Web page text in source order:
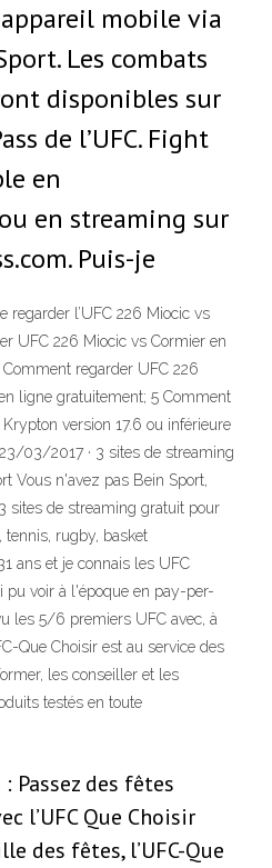
mobile via
Les combats
disponibles sur
de l’UFC. Fight
en
en streaming sur
Puis-je
regarder l’UFC 226 Miocic vs
UFC 226 Miocic vs Cormier en
regarder UFC 226
ligne gratuitement; 5 Comment
version 17.6 ou inférieure
03/2017 · 3 sites de streaming
Vous n'avez pas Bein Sport,
sites de streaming gratuit pour
tennis, rugby, basket
ans et je connais les UFC
pu voir à l'époque en pay-per-
les 5/6 premiers UFC avec, à
Que Choisir est au service des
les conseiller et les
testés en toute
Passez des fêtes
l’UFC Que Choisir
des fêtes, l’UFC-Que